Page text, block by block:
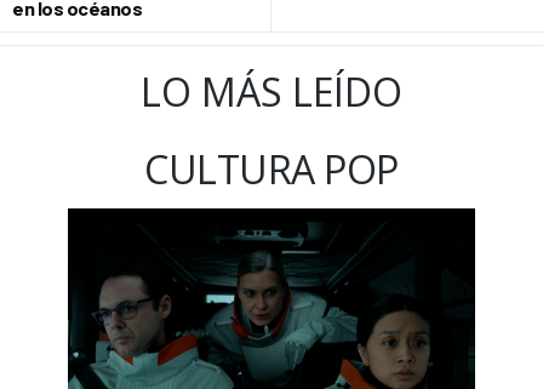
en los océanos
LO MÁS LEÍDO
CULTURA POP